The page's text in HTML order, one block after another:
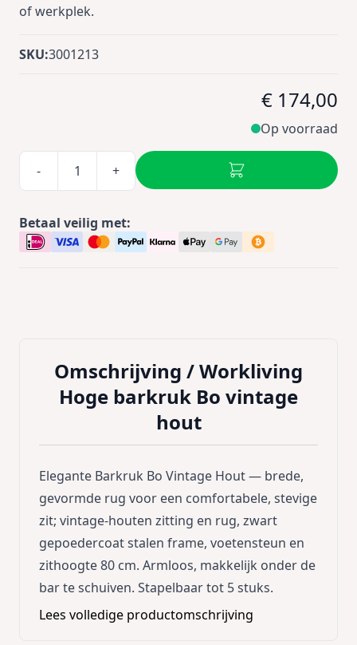
of werkplek.
SKU:3001213
€ 174,00
Op voorraad
- +
Betaal veilig met:
Omschrijving /Workliving
Hoge barkruk Bo vintage
hout
Elegante Barkruk Bo Vintage Hout — brede,
gevormde rug voor een comfortabele, stevige
zit; vintage-houten zitting en rug, zwart
gepoedercoat stalen frame, voetensteun en
zithoogte 80 cm. Armloos, makkelijk onder de
bar te schuiven. Stapelbaar tot 5 stuks.
Lees volledige productomschrijving